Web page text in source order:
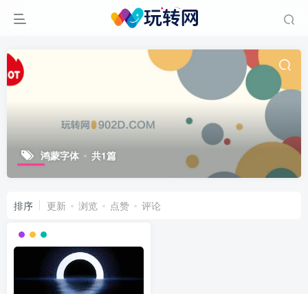
鸿蒙字体 共1篇
排序 更新 浏览 点赞 评论